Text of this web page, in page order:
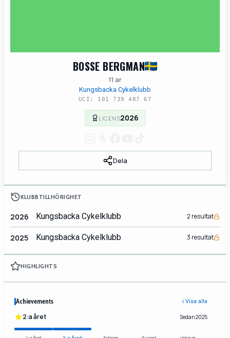
BOSSE BERGMAN
11 ar
Kungsbacka Cykelklubb
UCI: 101 739 487 67
LICENS2026
Dela
KLUBBTILLHÖRIGHET
2026 Kungsbacka Cykelklubb 2 resultat
2025 Kungsbacka Cykelklubb 3 resultat
HIGHLIGHTS
Achievements ℹ️ Visa alla
2:a året Sedan 2025